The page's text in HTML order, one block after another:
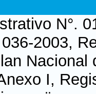
N°.
2003,
I,